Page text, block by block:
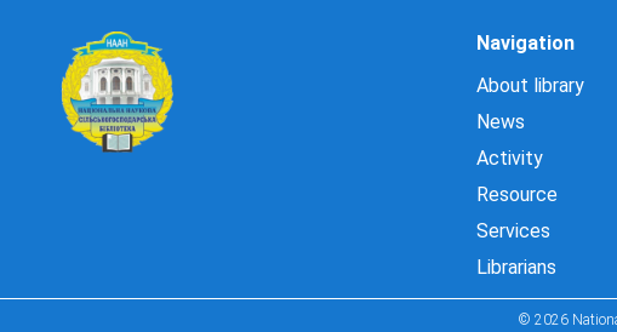
Navigation
About library
News
Activity
Resource
Services
Librarians
© 2026